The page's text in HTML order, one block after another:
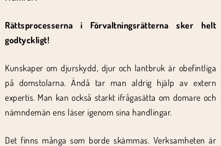
Rättsprocesserna i Förvaltningsrätterna sker helt
godtyckligt!
Kunskaper om djurskydd, djur och lantbruk är obefintliga
på domstolarna. Ändå tar man aldrig hjälp av extern
expertis. Man kan också starkt ifrågasätta om domare och
nämndemän ens läser igenom sina handlingar.
Det finns många som borde skämmas. Verksamheten är